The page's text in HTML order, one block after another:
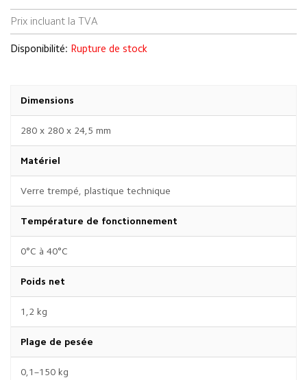
Prix incluant la TVA
Disponibilité: Rupture de stock
Dimensions
280 x 280 x 24,5 mm
Matériel
Verre trempé, plastique technique
Température de fonctionnement
0°C à 40°C
Poids net
1,2 kg
Plage de pesée
0,1–150 kg